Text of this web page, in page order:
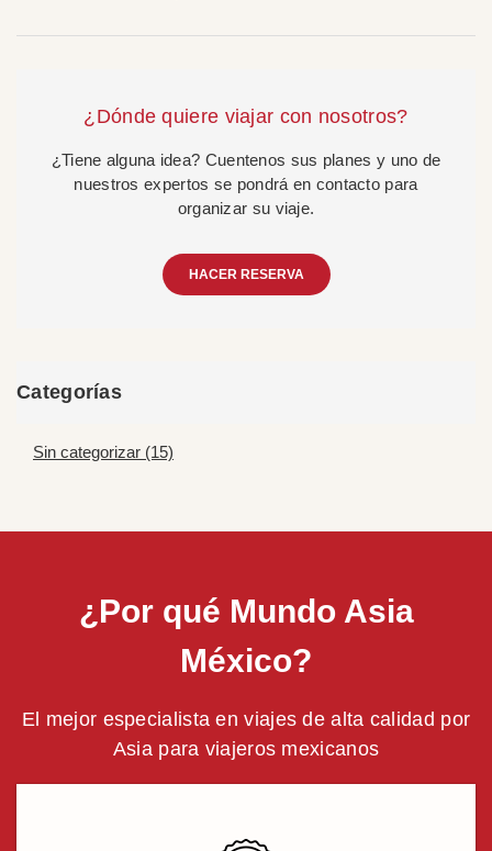
¿Dónde quiere viajar con nosotros?
¿Tiene alguna idea? Cuentenos sus planes y uno de
nuestros expertos se pondrá en contacto para
organizar su viaje.
HACER RESERVA
Categorías
Sin categorizar (15)
¿Por qué Mundo Asia
México?
El mejor especialista en viajes de alta calidad por
Asia para viajeros mexicanos